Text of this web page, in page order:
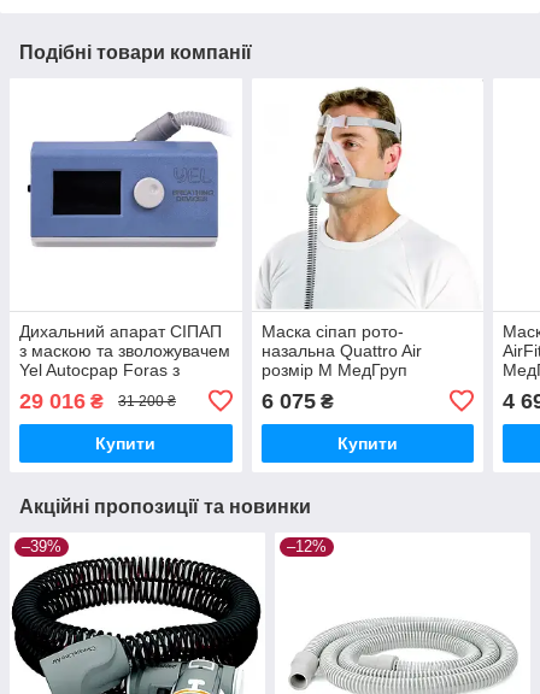
Подібні товари компанії
Дихальний апарат СІПАП
з маскою та зволожувачем
Yel Autocpap Foras з
29 016 ₴ 31 200 ₴
Купити
Маска сіпап рото-
назальна Quattro Air
розмір М МедГруп
6 075₴
Купити
4
Акційні пропозиції та новинки
–39% –12%